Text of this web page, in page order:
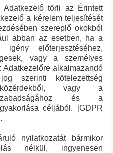
Adatkezelő törli az Érintett
a kérelem teljesítését
szereplő okokból
abban az esetben, ha a
előterjesztéséhez,
vagy a személyes
alkalmazandó
szerinti kötelezettség
vagy a
szabadságához és a
céljából. [GDPR
nyilatkozatát bármikor
nélkül, ingyenesen